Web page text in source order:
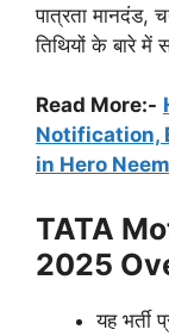
पात्रता मानदंड,
तिथियों के बारे में
Read More:-
Notification,
in Hero
TATA
2025
यह भर्ती